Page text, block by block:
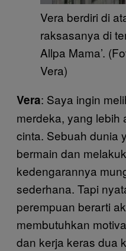
Vera berdiri di
raksasanya di
Allpa Mama’.
Vera)
Vera: Saya ingin
merdeka, yang lebih
cinta. Sebuah dunia
bermain dan
kedengarannya
sederhana. Tapi
perempuan berarti
membutuhkan
dan kerja keras dua